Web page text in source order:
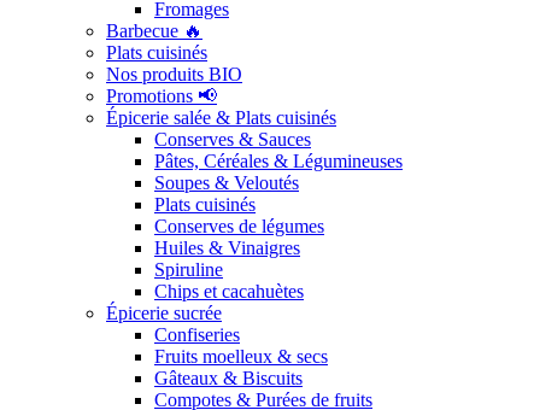
Fromages
Barbecue 🔥
Plats cuisinés
Nos produits BIO
Promotions 📢
Épicerie salée & Plats cuisinés
Conserves & Sauces
Pâtes, Céréales & Légumineuses
Soupes & Veloutés
Plats cuisinés
Conserves de légumes
Huiles & Vinaigres
Spiruline
Chips et cacahuètes
Épicerie sucrée
Confiseries
Fruits moelleux & secs
Gâteaux & Biscuits
Compotes & Purées de fruits